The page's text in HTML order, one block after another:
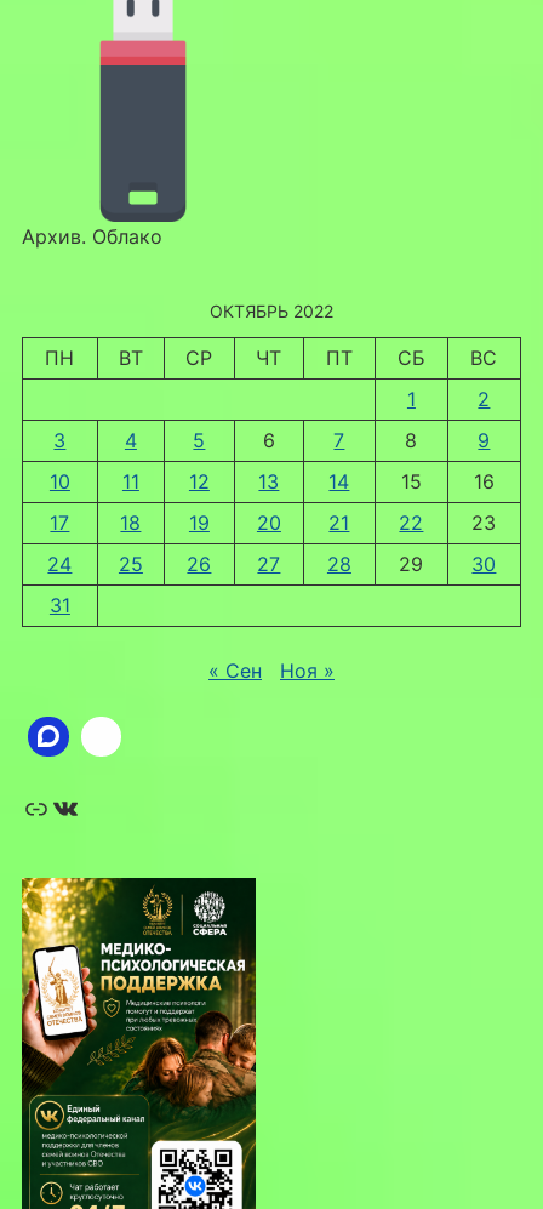
Архив. Облако
ОКТЯБРЬ 2022
ПН ВТ СР ЧТ ПТ СБ
ВС
1
2
3
4 5 6 7 8
9
10
11 12 13 14 15
16
17
18 19 20 21 22
23
24
25 26 27 28 29
30
31
« Сен Ноя »
Ссылка